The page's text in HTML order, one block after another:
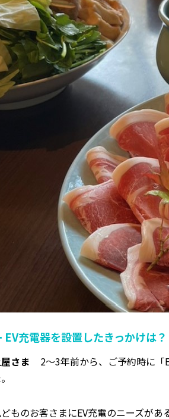
EV充電器を設置したきっかけは？
さま
2～3年前から、ご予約時に
ものお客さまにEV充電のニーズが